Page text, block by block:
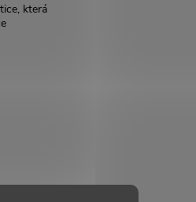
která